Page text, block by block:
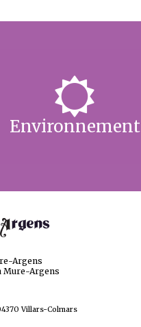
Environnement
Argens
Mure-Argens
Villars-Colmars